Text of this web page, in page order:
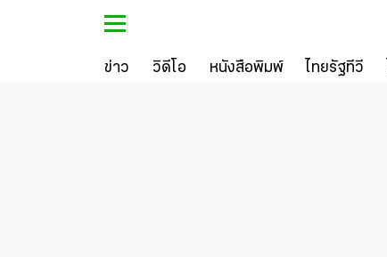
ข่าว วิดีโอ หนังสือพิมพ์ ไทยรัฐทีวี